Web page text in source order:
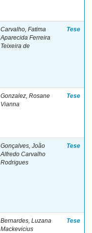
Carvalho, Fatima
Aparecida Ferreira
Teixeira de
Tese
Gonzalez, Rosane
Vianna
Tese
Gonçalves, João
Alfredo Carvalho
Rodrigues
Tese
Bernardes, Luzana
Mackevicius
Tese